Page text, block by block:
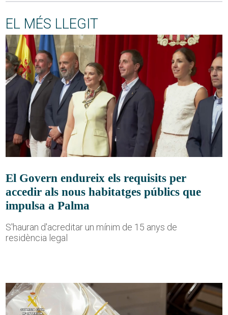
EL MÉS LLEGIT
El Govern endureix els requisits per
accedir als nous habitatges públics que
impulsa a Palma
S'hauran d'acreditar un mínim de 15 anys de
residència legal